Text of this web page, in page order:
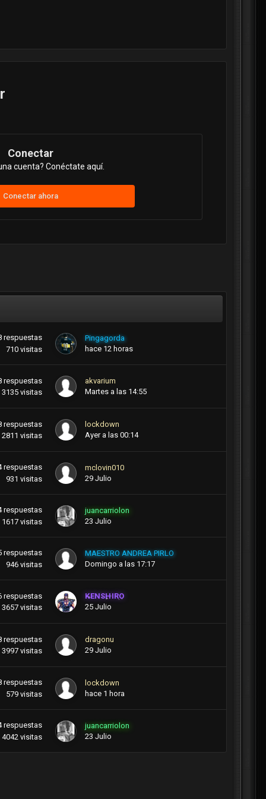
Conectar
cuenta? Conéctate aquí.
Conectar ahora
respuestas
710 visitas
Pingagorda
hace 12 horas
respuestas
3135 visitas
akvarium
Martes a las 14:55
respuestas
2811 visitas
lockdown
Ayer a las 00:14
respuestas
931 visitas
mclovin010
29 Julio
respuestas
1617 visitas
juancarriolon
23 Julio
respuestas
946 visitas
MAESTRO ANDREA PIRLO
Domingo a las 17:17
respuestas
3657 visitas
KENSHIRO
25 Julio
respuestas
3997 visitas
dragonu
29 Julio
respuestas
579 visitas
lockdown
hace 1 hora
respuestas
4042 visitas
juancarriolon
23 Julio